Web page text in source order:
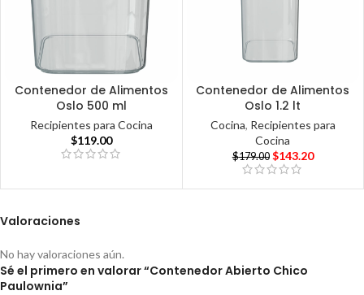
Contenedor de Alimentos
Oslo 500 ml
Recipientes para Cocina
$119.00
Contenedor de Alimentos
Oslo 1.2 lt
Cocina, Recipientes para
Cocina
$179.00 $143.20
Valoraciones
No hay valoraciones aún.
Sé el primero en valorar “Contenedor Abierto Chico
Paulownia”